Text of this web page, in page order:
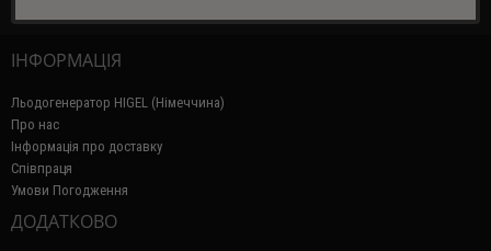
ІНФОРМАЦІЯ
Льодогенератор HIGEL (Німеччина)
Про нас
Інформація про доставку
Співпраця
Умови Погодження
ДОДАТКОВО